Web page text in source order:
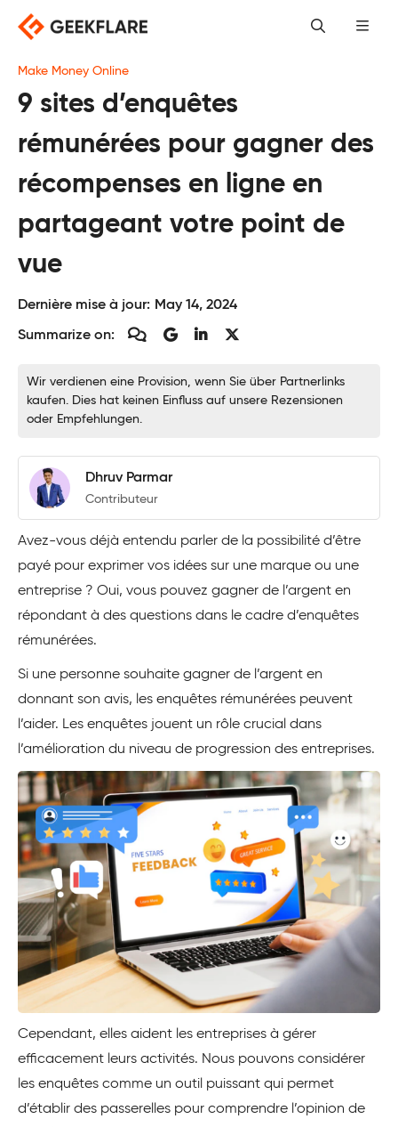
Skip
content
Make Money Online
9 sites d’enquêtes
rémunérées pour gagner des
récompenses en ligne en
partageant votre point de
vue
Dernière mise à jour: May 14, 2024
Summarize on:
Wir verdienen eine Provision, wenn Sie über Partnerlinks
kaufen. Dies hat keinen Einfluss auf unsere Rezensionen
oder Empfehlungen.
Dhruv Parmar
Contributeur
Avez-vous déjà entendu parler de la possibilité d’être
payé pour exprimer vos idées sur une marque ou une
entreprise ? Oui, vous pouvez gagner de l’argent en
répondant à des questions dans le cadre d’enquêtes
rémunérées.
Si une personne souhaite gagner de l’argent en
donnant son avis, les enquêtes rémunérées peuvent
l’aider. Les enquêtes jouent un rôle crucial dans
l’amélioration du niveau de progression des entreprises.
Cependant, elles aident les entreprises à gérer
efficacement leurs activités. Nous pouvons considérer
les enquêtes comme un outil puissant qui permet
d’établir des passerelles pour comprendre l’opinion de